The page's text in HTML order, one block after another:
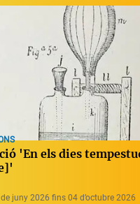
'En els dies
de juny 2026 fins 04 d’octubre 2026